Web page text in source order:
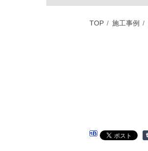
TOP 施工事例